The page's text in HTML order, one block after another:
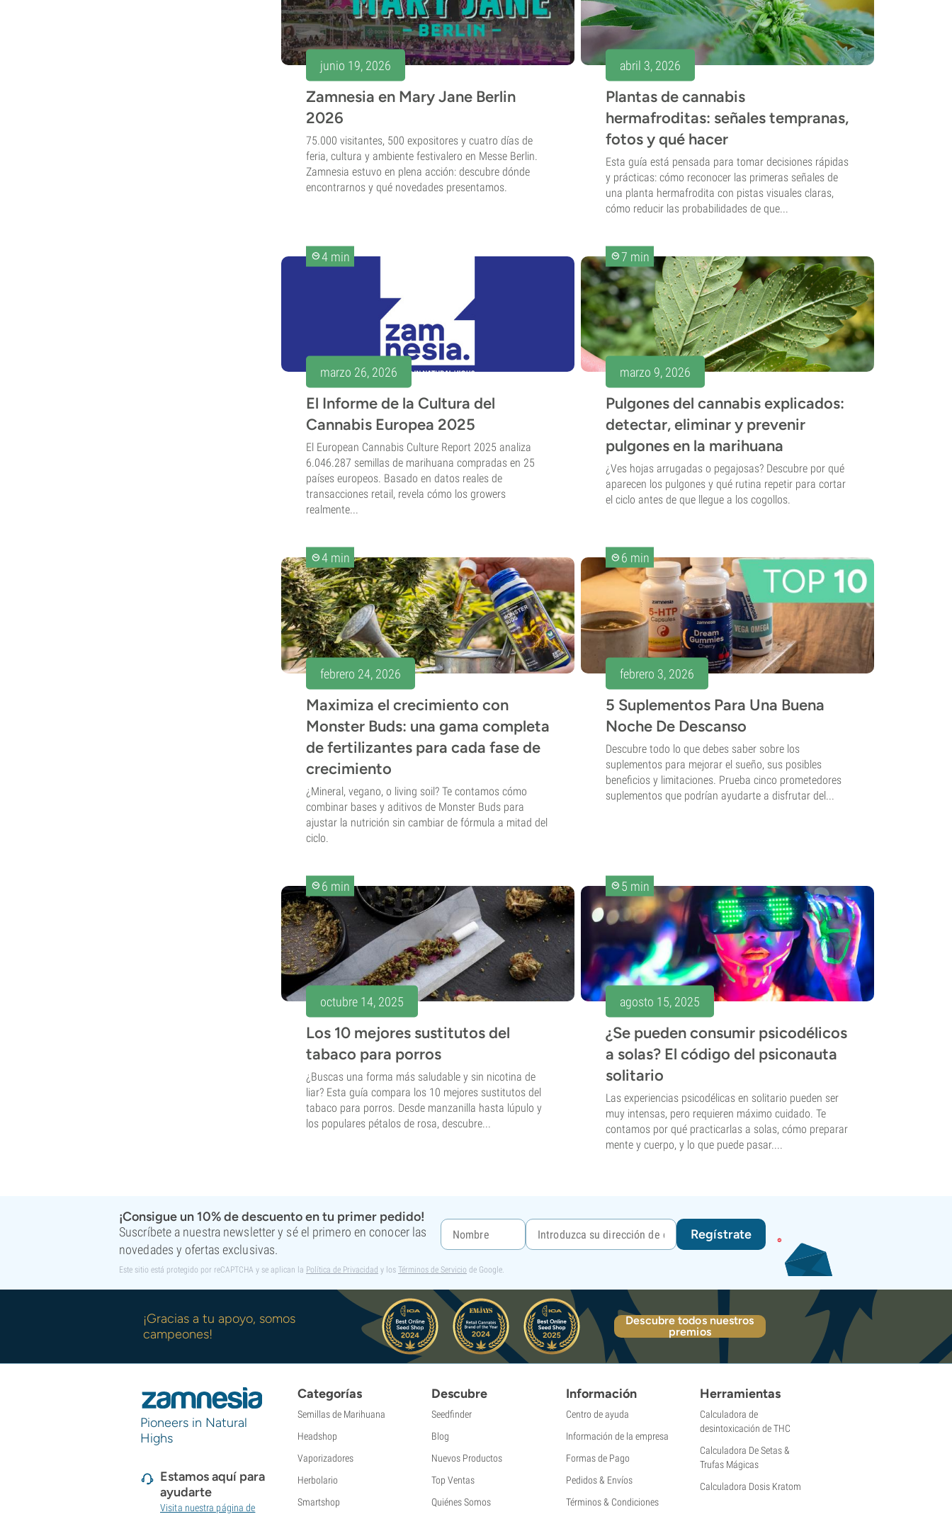
junio 19, 2026
Zamnesia en Mary Jane Berlin
2026
75.000 visitantes, 500 expositores y cuatro días de
feria, cultura y ambiente festivalero en Messe Berlin.
Zamnesia estuvo en plena acción: descubre dónde
encontrarnos y qué novedades presentamos.
abril 3, 2026
Plantas de cannabis
hermafroditas: señales tempranas,
fotos y qué hacer
Esta guía está pensada para tomar decisiones rápidas
y prácticas: cómo reconocer las primeras señales de
una planta hermafrodita con pistas visuales claras,
cómo reducir las probabilidades de que...
4 min
marzo 26, 2026
El Informe de la Cultura del
Cannabis Europea 2025
El European Cannabis Culture Report 2025 analiza
6.046.287 semillas de marihuana compradas en 25
países europeos. Basado en datos reales de
transacciones retail, revela cómo los growers
realmente...
7 min
marzo 9, 2026
Pulgones del cannabis explicados:
detectar, eliminar y prevenir
pulgones en la marihuana
¿Ves hojas arrugadas o pegajosas? Descubre por qué
aparecen los pulgones y qué rutina repetir para cortar
el ciclo antes de que llegue a los cogollos.
4 min
febrero 24, 2026
Maximiza el crecimiento con
Monster Buds: una gama completa
de fertilizantes para cada fase de
crecimiento
¿Mineral, vegano, o living soil? Te contamos cómo
combinar bases y aditivos de Monster Buds para
ajustar la nutrición sin cambiar de fórmula a mitad del
ciclo.
6 min
febrero 3, 2026
5 Suplementos Para Una Buena
Noche De Descanso
Descubre todo lo que debes saber sobre los
suplementos para mejorar el sueño, sus posibles
beneficios y limitaciones. Prueba cinco prometedores
suplementos que podrían ayudarte a disfrutar del...
6 min
octubre 14, 2025
Los 10 mejores sustitutos del
tabaco para porros
¿Buscas una forma más saludable y sin nicotina de
liar? Esta guía compara los 10 mejores sustitutos del
tabaco para porros. Desde manzanilla hasta lúpulo y
los populares pétalos de rosa, descubre...
5 min
agosto 15, 2025
¿Se pueden consumir psicodélicos
a solas? El código del psiconauta
solitario
Las experiencias psicodélicas en solitario pueden ser
muy intensas, pero requieren máximo cuidado. Te
contamos por qué practicarlas a solas, cómo preparar
mente y cuerpo, y lo que puede pasar....
¡Consigue un 10% de descuento en tu primer pedido!
Suscríbete a nuestra newsletter y sé el primero en conocer las
novedades y ofertas exclusivas.
Regístrate
Este sitio está protegido por reCAPTCHA y se aplican la Política de Privacidad y los Términos de Servicio de Google.
¡Gracias a tu apoyo, somos
campeones!
Descubre todos nuestros
premios
Pioneers in Natural
Highs
Estamos aquí para
ayudarte
Visita nuestra página de
Categorías
Semillas de Marihuana
Headshop
Vaporizadores
Herbolario
Smartshop
Descubre
Seedfinder
Blog
Nuevos Productos
Top Ventas
Quiénes Somos
Información
Centro de ayuda
Información de la empresa
Formas de Pago
Pedidos & Envíos
Términos & Condiciones
Herramientas
Calculadora de
desintoxicación de THC
Calculadora De Setas &
Trufas Mágicas
Calculadora Dosis Kratom